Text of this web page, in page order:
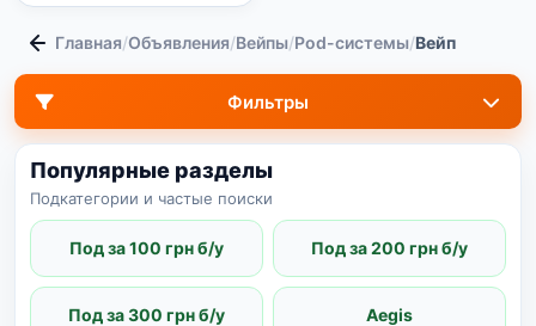
Главная/Объявления/Вейпы/Pod-системы/Вейп
Фильтры
Популярные разделы
Подкатегории и частые поиски
Под за 100 грн б/у Под за 200 грн б/у
Под за 300 грн б/у Aegis